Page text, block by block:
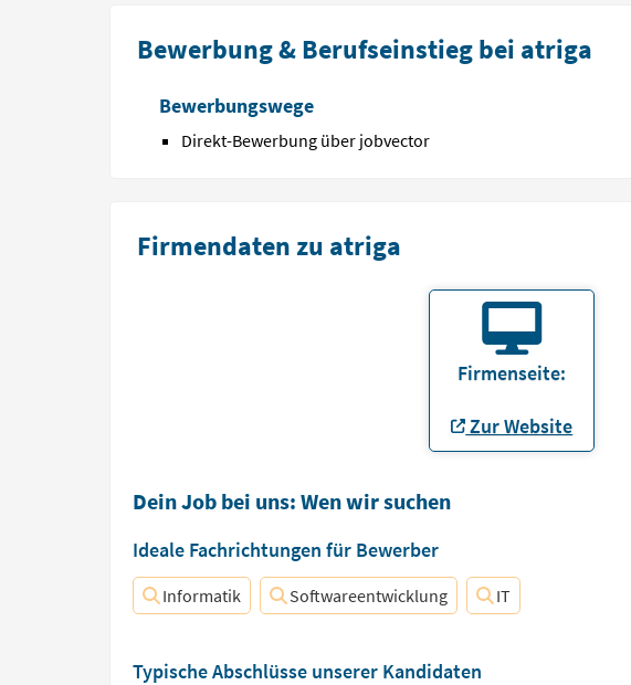
Bewerbung & Berufseinstieg bei atriga
Bewerbungswege
Direkt-Bewerbung über jobvector
Firmendaten zu atriga
Firmenseite:
Zur Website
Dein Job bei uns: Wen wir suchen
Ideale Fachrichtungen für Bewerber
Informatik Softwareentwicklung IT
Typische Abschlüsse unserer Kandidaten